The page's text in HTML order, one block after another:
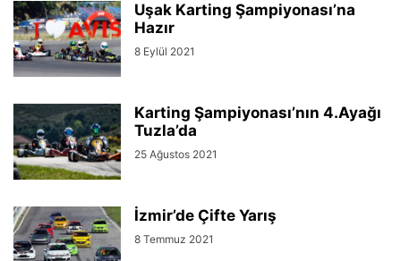
Uşak Karting Şampiyonası’na
Hazır
8 Eylül 2021
Karting Şampiyonası’nın 4.Ayağı
Tuzla’da
25 Ağustos 2021
İzmir’de Çifte Yarış
8 Temmuz 2021